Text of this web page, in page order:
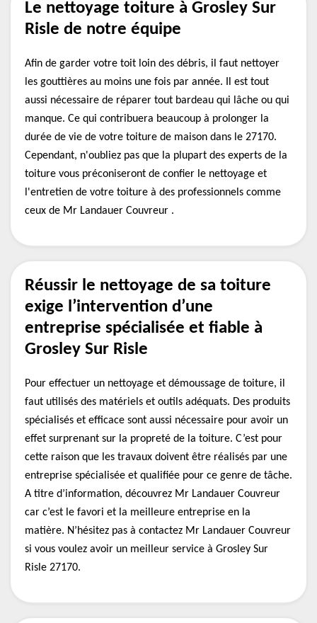
Le nettoyage toiture à Grosley Sur
Risle de notre équipe
Afin de garder votre toit loin des débris, il faut nettoyer
les gouttières au moins une fois par année. Il est tout
aussi nécessaire de réparer tout bardeau qui lâche ou qui
manque. Ce qui contribuera beaucoup à prolonger la
durée de vie de votre toiture de maison dans le 27170.
Cependant, n'oubliez pas que la plupart des experts de la
toiture vous préconiseront de confier le nettoyage et
l'entretien de votre toiture à des professionnels comme
ceux de Mr Landauer Couvreur .
Réussir le nettoyage de sa toiture
exige l’intervention d’une
entreprise spécialisée et fiable à
Grosley Sur Risle
Pour effectuer un nettoyage et démoussage de toiture, il
faut utilisés des matériels et outils adéquats. Des produits
spécialisés et efficace sont aussi nécessaire pour avoir un
effet surprenant sur la propreté de la toiture. C’est pour
cette raison que les travaux doivent être réalisés par une
entreprise spécialisée et qualifiée pour ce genre de tâche.
A titre d’information, découvrez Mr Landauer Couvreur
car c’est le favori et la meilleure entreprise en la
matière. N’hésitez pas à contactez Mr Landauer Couvreur
si vous voulez avoir un meilleur service à Grosley Sur
Risle 27170.